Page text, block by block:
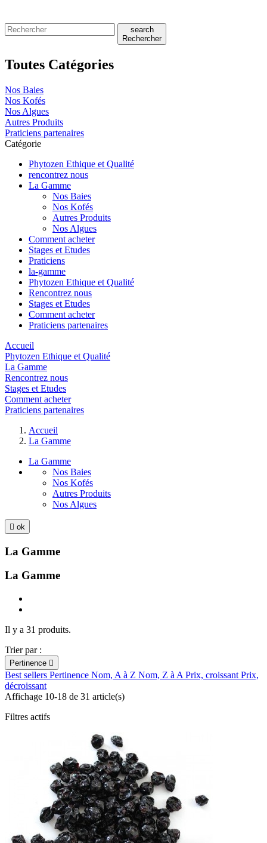
search
Rechercher
Toutes Catégories
Nos Baies
Nos Kofés
Nos Algues
Autres Produits
Praticiens partenaires
Catégorie
Phytozen Ethique et Qualité
rencontrez nous
La Gamme
Nos Baies
Nos Kofés
Autres Produits
Nos Algues
Comment acheter
Stages et Etudes
Praticiens
la-gamme
Phytozen Ethique et Qualité
Rencontrez nous
Stages et Etudes
Comment acheter
Praticiens partenaires
Accueil
Phytozen Ethique et Qualité
La Gamme
Rencontrez nous
Stages et Etudes
Comment acheter
Praticiens partenaires
Accueil
La Gamme
La Gamme
Nos Baies
Nos Kofés
Autres Produits
Nos Algues
 ok
La Gamme
La Gamme
Il y a 31 produits.
Trier par :
Pertinence 
Best sellers Pertinence Nom, A à Z Nom, Z à A Prix, croissant Prix,
décroissant
Affichage 10-18 de 31 article(s)
Filtres actifs